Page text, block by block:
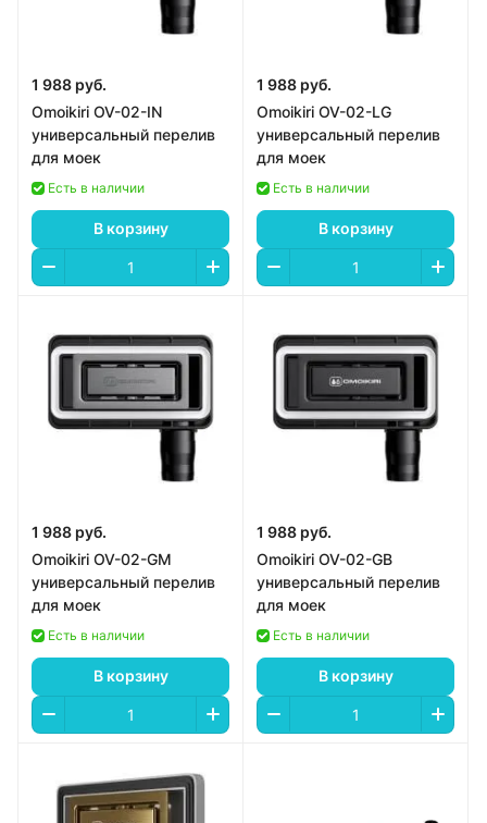
1 988 руб.
Omoikiri OV-02-IN
универсальный перелив
для моек
Есть в наличии
В корзину
1 988 руб.
Omoikiri OV-02-LG
универсальный перелив
для моек
Есть в наличии
В корзину
1 988 руб.
Omoikiri OV-02-GM
универсальный перелив
для моек
Есть в наличии
В корзину
1 988 руб.
Omoikiri OV-02-GB
универсальный перелив
для моек
Есть в наличии
В корзину